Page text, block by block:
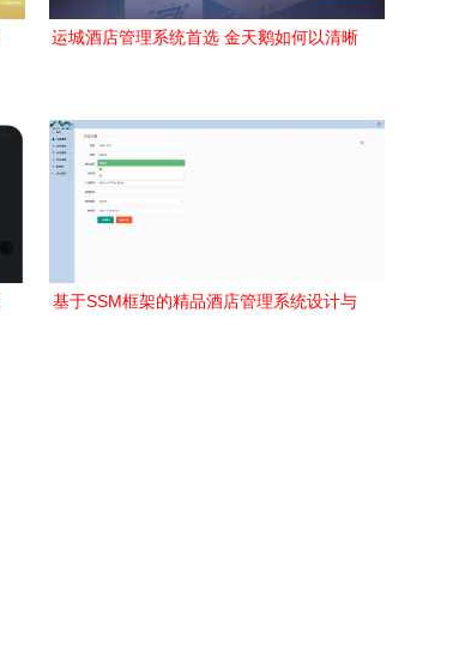
运城酒店管理系统首选 金天鹅如何以清晰
基于SSM框架的精品酒店管理系统设计与